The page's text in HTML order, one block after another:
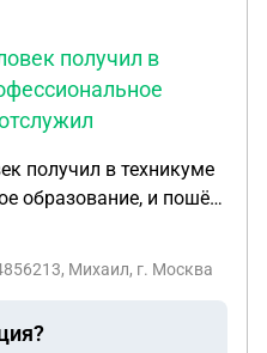
получил в
получил в техникуме
образование, и пошёл
хочет пойти
Михаил, г. Москва